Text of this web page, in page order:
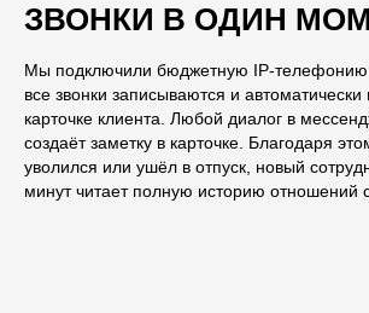
ЗВОНКИ В ОДИН
Мы подключили бюджетную IP‑телефонию
все звонки записываются и
карточке клиента. Любой диалог в
создаёт заметку в карточке. Благодаря
уволился или ушёл в отпуск, новый
минут читает полную историю отношений